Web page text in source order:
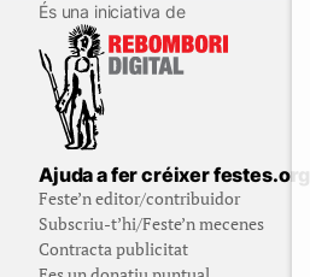
És una iniciativa de
Ajuda a fer créixer festes.org
Feste’n editor/contribuidor
Subscriu-t’hi/Feste’n mecenes
Contracta publicitat